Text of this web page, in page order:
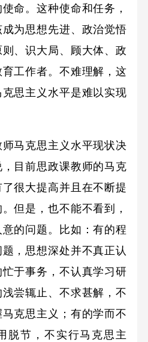
命。这种使命和任务，
为思想先进、政治觉悟
、识大局、顾大体、政
工作者。不难理解，这
思主义水平是难以实现
马克思主义水平现状决
目前思政课教师的马克
很大提高并且在不断提
但是，也不能不看到，
的问题。比如：有的程
，思想深处并不真正认
于事务，不认真学习研
尝辄止、不求甚解，不
克思主义；有的学而不
脱节，不实行马克思主